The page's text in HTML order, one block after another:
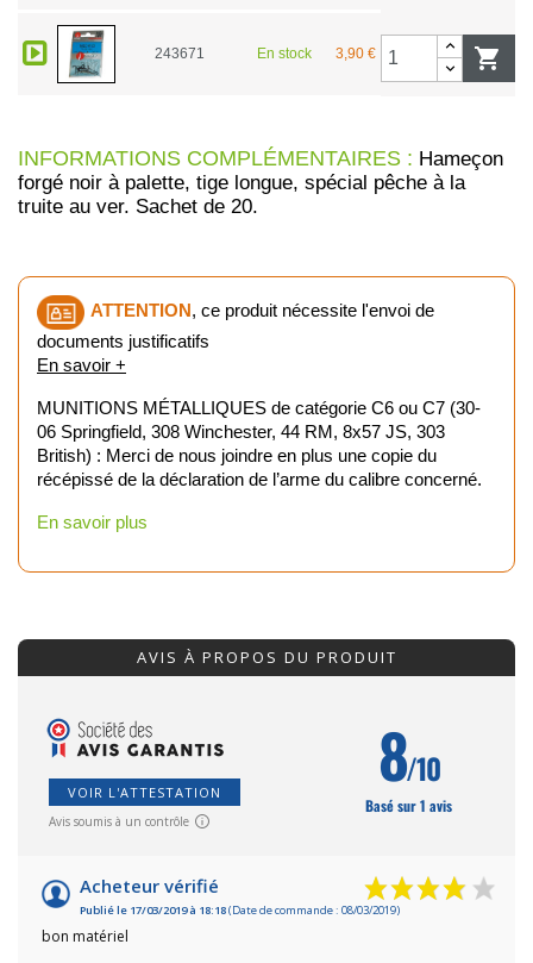
243671 En stock 3,90 € 
INFORMATIONS COMPLÉMENTAIRES : Hameçon
forgé noir à palette, tige longue, spécial pêche à la
truite au ver. Sachet de 20.
ATTENTION, ce produit nécessite l'envoi de
documents justificatifs
En savoir +
MUNITIONS MÉTALLIQUES de catégorie C6 ou C7 (30-
06 Springfield, 308 Winchester, 44 RM, 8x57 JS, 303
British) : Merci de nous joindre en plus une copie du
récépissé de la déclaration de l’arme du calibre concerné.
En savoir plus
AVIS À PROPOS DU PRODUIT
VOIR L'ATTESTATION
Avis soumis à un contrôle
8/10
Basé sur 1 avis
Acheteur vérifié
Publié le 17/03/2019 à 18:18(Date de commande : 08/03/2019)
bon matériel